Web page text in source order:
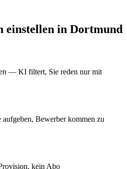
einstellen in Dortmund
— KI filtert, Sie reden nur mit
Bewerber kommen zu
kein Abo